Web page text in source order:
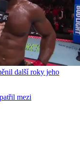
další roky jeho
mezi